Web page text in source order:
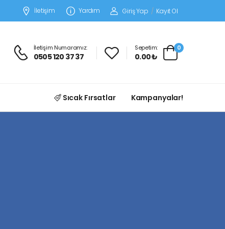
İletişim Yardım Giriş Yap / Kayıt Ol
İletişim Numaramız:
0505 120 37 37
Sepetim:
0.00 ₺
0
Sıcak Fırsatlar Kampanyalar!